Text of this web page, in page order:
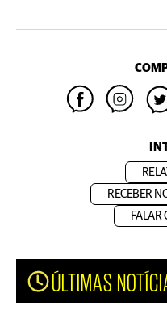
RECEBER
FALAR
ÚLTIMAS